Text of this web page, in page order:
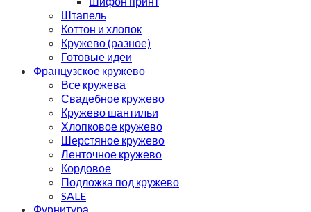
Штапель
Коттон и хлопок
Кружево (разное)
Готовые идеи
Французское кружево
Все кружева
Свадебное кружево
Кружево шантильи
Хлопковое кружево
Шерстяное кружево
Ленточное кружево
Кордовое
Подложка под кружево
SALE
Фурнитура